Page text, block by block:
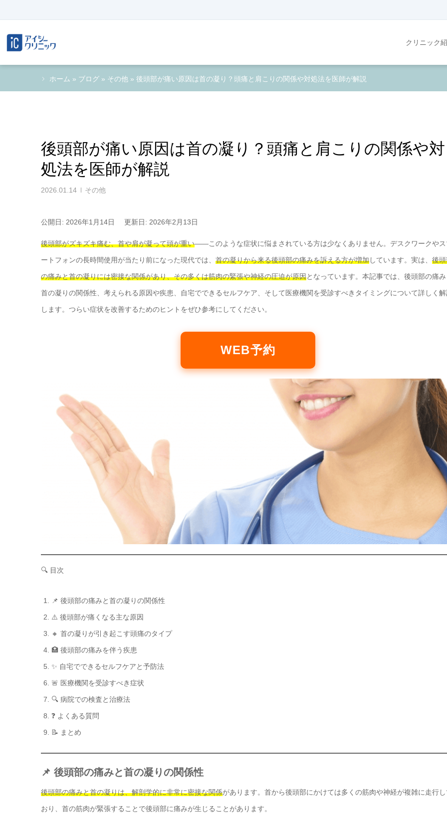
クリニック
ホーム » ブログ » その他 » 後頭部が痛い原因は首の凝り？頭痛と肩こりの関係や対処法を医師が解説
後頭部が痛い原因は首の凝り？頭痛と肩こりの関係や対
処法を医師が解説
2026.01.14 その他
公開日: 2026年1月14日 更新日: 2026年2月13日
後頭部がズキズキ痛む、首や肩が凝って頭が重い——このような症状に悩まされている方は少なくありません。デスクワークや
ートフォンの長時間使用が当たり前になった現代では、 首の凝りから来る後頭部の痛みを訴える方が増加しています。実は、 後
の痛みと首の凝りには密接な関係があり、その多くは筋肉の緊張や神経の圧迫が原因となっています。本記事では、後頭部の痛
首の凝りの関係性、考えられる原因や疾患、自宅でできるセルフケア、そして医療機関を受診すべきタイミングについて詳しく
します。つらい症状を改善するためのヒントをぜひ参考にしてください。
WEB予約
🔍 目次
📌 後頭部の痛みと首の凝りの関係性
⚠️ 後頭部が痛くなる主な原因
🔸 首の凝りが引き起こす頭痛のタイプ
🏥 後頭部の痛みを伴う疾患
✨ 自宅でできるセルフケアと予防法
🚨 医療機関を受診すべき症状
🔍 病院での検査と治療法
❓ よくある質問
📝 まとめ
📌 後頭部の痛みと首の凝りの関係性
後頭部の痛みと首の凝りは、解剖学的に非常に密接な関係があります。首から後頭部にかけては多くの筋肉や神経が複雑に走行
おり、首の筋肉が緊張することで後頭部に痛みが生じることがあります。